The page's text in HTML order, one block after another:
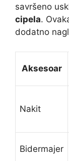
savršeno
cipela.
dodatno
Aksesoar
Nakit
Bidermajer